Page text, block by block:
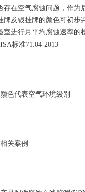
存在空气腐蚀问题，作为
牌及银挂牌的颜色可初
室进行月平均腐蚀速率的